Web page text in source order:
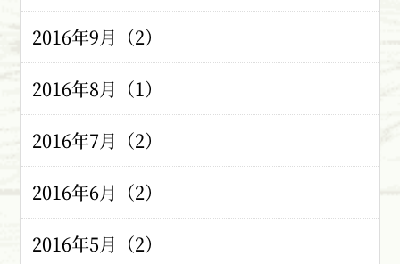
2016年9月（2）
2016年8月（1）
2016年7月（2）
2016年6月（2）
2016年5月（2）